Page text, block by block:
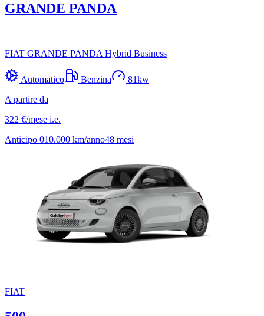
GRANDE PANDA
FIAT GRANDE PANDA Hybrid Business
Automatico Benzina 81kw
A partire da
322 €/mese i.e.
Anticipo 010.000 km/anno48 mesi
FIAT